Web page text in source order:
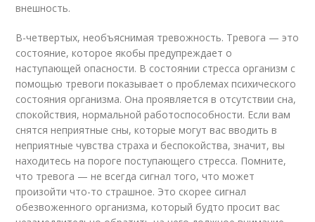
внешность.
В-четвертых, необъяснимая тревожность. Тревога — это
состояние, которое якобы предупреждает о
наступающей опасности. В состоянии стресса организм с
помощью тревоги показывает о проблемах психического
состояния организма. Она проявляется в отсутствии сна,
спокойствия, нормальной работоспособности. Если вам
снятся неприятные сны, которые могут вас вводить в
неприятные чувства страха и беспокойства, значит, вы
находитесь на пороге поступающего стресса. Помните,
что тревога — не всегда сигнал того, что может
произойти что-то страшное. Это скорее сигнал
обезвоженного организма, который будто просит вас